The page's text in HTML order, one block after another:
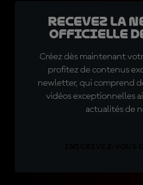
Recevez la
officielle de
Créez dès maintenant
profitez de contenus
newletter, qui comprend
vidéos exceptionnelles
actualités de